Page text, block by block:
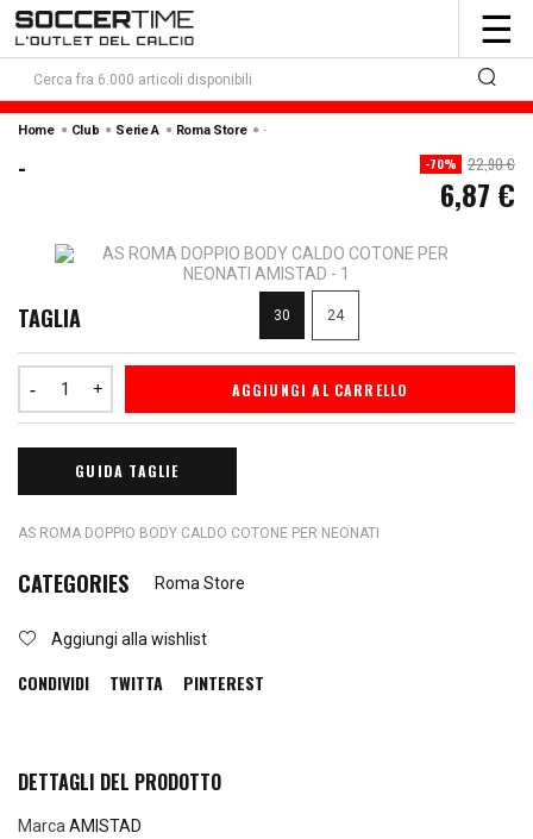
☰
Home Club Serie A Roma Store -
- -70% 22,90 €
6,87 €
TAGLIA 30 24
AGGIUNGI AL CARRELLO
GUIDA TAGLIE
AS ROMA DOPPIO BODY CALDO COTONE PER NEONATI
CATEGORIES Roma Store
Aggiungi alla wishlist
CONDIVIDI TWITTA PINTEREST
DETTAGLI DEL PRODOTTO
Marca AMISTAD